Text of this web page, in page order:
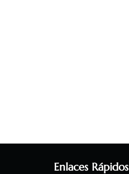
Enlaces Rápidos